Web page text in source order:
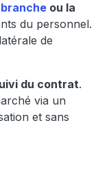
branche ou la
du personnel.
de
du contrat.
via un
et sans